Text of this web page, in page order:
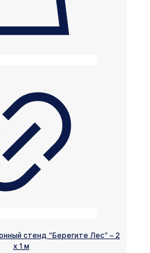
стенд “Берегите Лес” – 2
х 1 м